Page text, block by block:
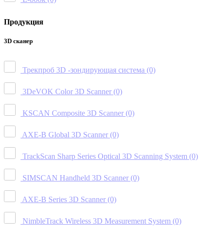
Продукция
3D сканер
Трекпроб 3D -зондирующая система (0)
3DeVOK Color 3D Scanner (0)
KSCAN Composite 3D Scanner (0)
AXE-B Global 3D Scanner (0)
TrackScan Sharp Series Optical 3D Scanning System (0)
SIMSCAN Handheld 3D Scanner (0)
AXE-B Series 3D Scanner (0)
NimbleTrack Wireless 3D Measurement System (0)